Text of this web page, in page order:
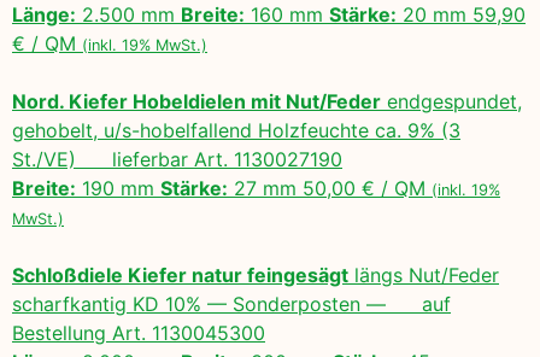
Länge: 2.500 mm Breite: 160 mm Stärke: 20 mm 59,90
€ / QM (inkl. 19% MwSt.)
Nord. Kiefer Hobeldielen mit Nut/Feder endgespundet,
gehobelt, u/s-hobelfallend Holzfeuchte ca. 9% (3
St./VE) lieferbar Art. 1130027190
Breite: 190 mm Stärke: 27 mm 50,00 € / QM (inkl. 19%
MwSt.)
Schloßdiele Kiefer natur feingesägt längs Nut/Feder
scharfkantig KD 10% — Sonderposten — auf
Bestellung Art. 1130045300